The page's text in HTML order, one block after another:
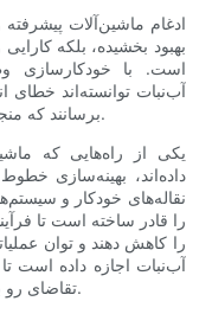
ادغام ماشین‌آلات پیشرفته
بهبود بخشیده، بلکه
است. با خودکارسازی
آب‌نبات توانسته‌اند خطای
برسانند که منجر به افزایش بهره‌وری و سودآوری می‌شود.
یکی از راه‌هایی که
داده‌اند، بهینه‌سازی
نقاله‌های خودکار و
را قادر ساخته است تا
را کاهش دهند و توان
آب‌نبات اجازه داده است
تقاضای رو به رشد برای محصولات خود را برآورده کنند.